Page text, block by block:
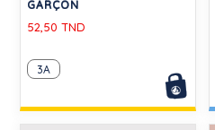
GARÇON
52,50 TND
3A